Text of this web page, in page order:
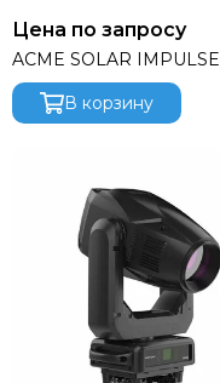
Lexicon
LightСraft
Lightlink
Light Sky
Look Solutions
Lumien
MACKIE
Magmatic FX
Цена по запросу
ACME SOLAR IMPULSE
В корзину